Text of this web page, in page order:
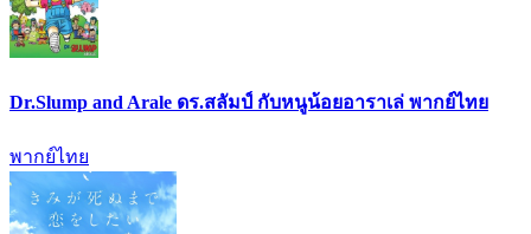
Dr.Slump and Arale ดร.สลัมป์ กับหนูน้อยอาราเล่ พากย์ไทย
พากย์ไทย